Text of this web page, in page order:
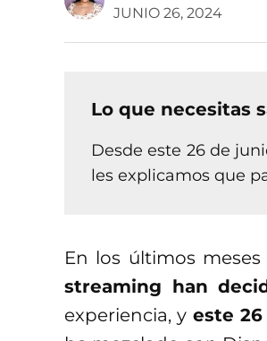
JUNIO 26, 2024
Lo que necesitas
Desde este 26 de
les explicamos que
En los últimos
streaming han
experiencia, y este